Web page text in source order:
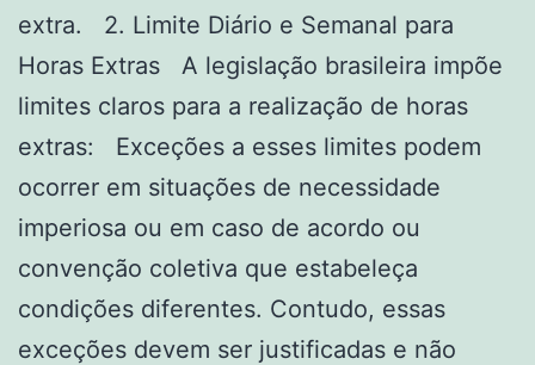
extra. 2. Limite Diário e Semanal para
Horas Extras A legislação brasileira impõe
limites claros para a realização de horas
extras: Exceções a esses limites podem
ocorrer em situações de necessidade
imperiosa ou em caso de acordo ou
convenção coletiva que estabeleça
condições diferentes. Contudo, essas
exceções devem ser justificadas e não